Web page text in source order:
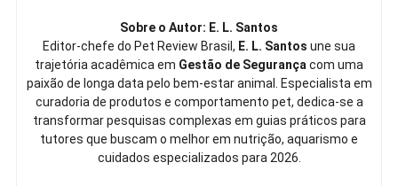
Sobre o Autor: E. L. Santos
Editor-chefe do Pet Review Brasil, E. L. Santos une sua
trajetória acadêmica em Gestão de Segurança com uma
paixão de longa data pelo bem-estar animal. Especialista em
curadoria de produtos e comportamento pet, dedica-se a
transformar pesquisas complexas em guias práticos para
tutores que buscam o melhor em nutrição, aquarismo e
cuidados especializados para 2026.